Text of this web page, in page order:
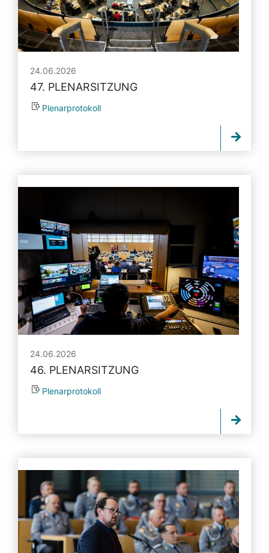
24.06.2026
47. PLENARSITZUNG
Plenarprotokoll
24.06.2026
46. PLENARSITZUNG
Plenarprotokoll